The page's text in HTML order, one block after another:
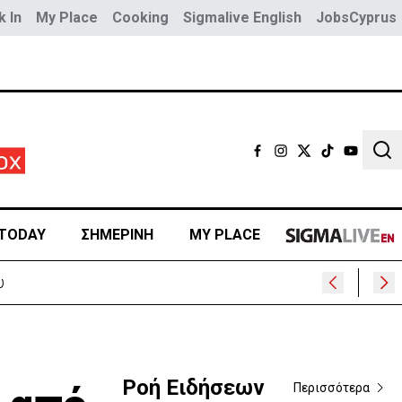
In My Place Cooking Sigmalive English JobsCyprus
ΣΗΜΕΡΙΝΗ MY PLACE
Ροή Ειδήσεων Περισσότερα